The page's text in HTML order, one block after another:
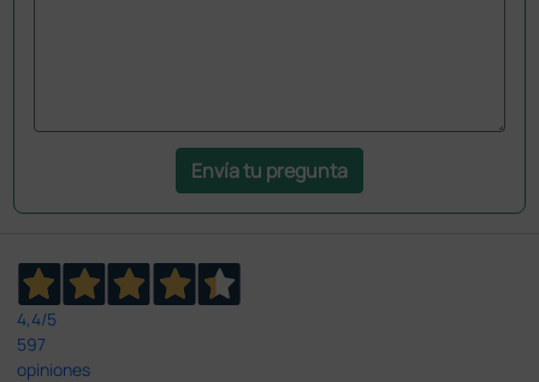
Envía tu pregunta
4,4/5
597
opiniones